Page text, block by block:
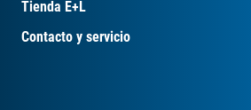
Tienda E+L
Contacto y servicio